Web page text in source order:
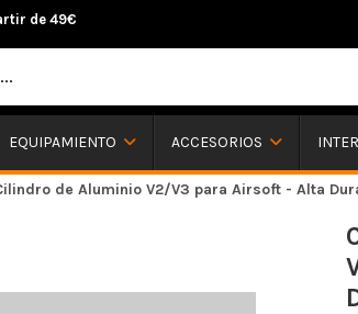
de 49€
EQUIPAMIENTO ACCESORIOS
de Aluminio V2/V3 para Airsoft - Alta